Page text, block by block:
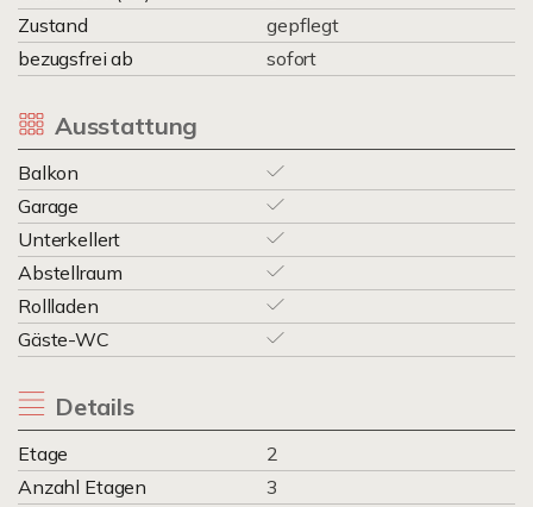
Zustand
gepflegt
bezugsfrei ab
sofort
Ausstattung
Balkon
Garage
Unterkellert
Abstellraum
Rollladen
Gäste-WC
Details
Etage
2
Anzahl Etagen
3